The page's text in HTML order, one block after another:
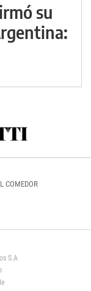
su
COMEDOR
S.A